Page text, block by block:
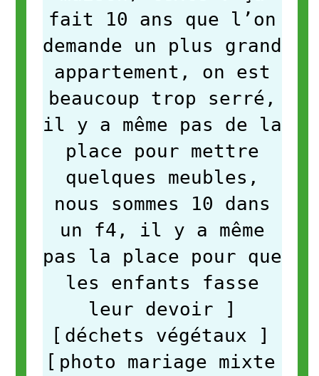
fait 10 ans que l’on
demande un plus grand
appartement, on est
beaucoup trop serré,
il y a même pas de la
place pour mettre
quelques meubles,
nous sommes 10 dans
un f4, il y a même
pas la place pour que
les enfants fasse
leur devoir
]
[ déchets végétaux ]
[ photo mariage mixte